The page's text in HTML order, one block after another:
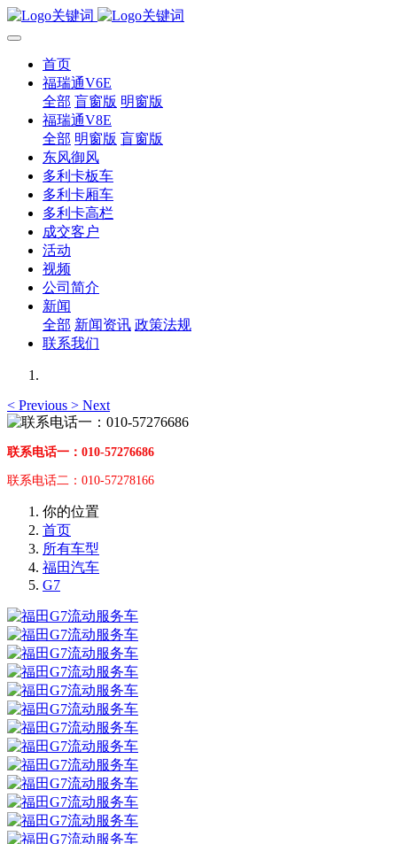
首页
福瑞通V6E
全部 盲窗版 明窗版
福瑞通V8E
全部 明窗版 盲窗版
东风御风
多利卡板车
多利卡厢车
多利卡高栏
成交客户
活动
视频
公司简介
新闻
全部 新闻资讯 政策法规
联系我们
< Previous > Next
联系电话一：010-57276686
联系电话二：010-57278166
你的位置
首页
所有车型
福田汽车
G7